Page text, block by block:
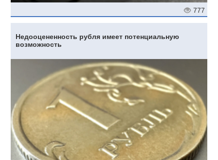
777
Недооцененность рубля имеет потенциальную
возможность